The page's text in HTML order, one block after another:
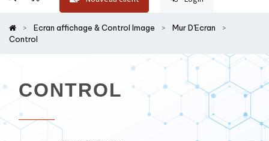
Ecran affichage & Control Image
Mur D'Ecran
Control
CONTROL